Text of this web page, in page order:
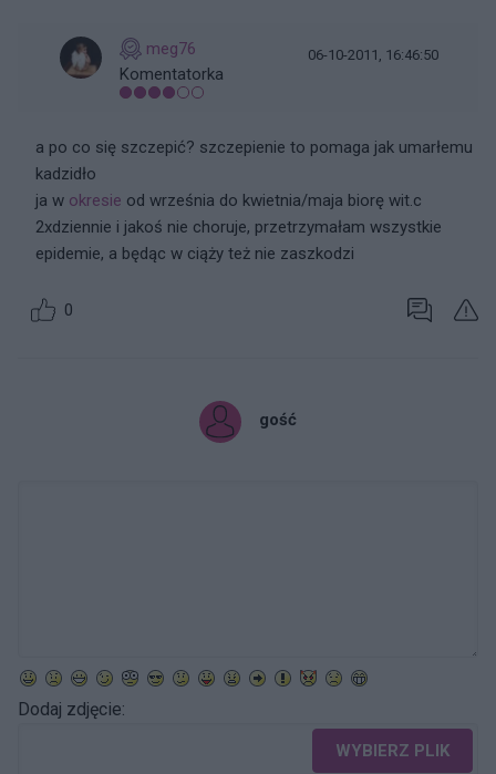
meg76
Komentatorka
06-10-2011, 16:46:50
a po co się szczepić? szczepienie to pomaga jak umarłemu
kadzidło
ja w okresie od września do kwietnia/maja biorę wit.c
2xdziennie i jakoś nie choruje, przetrzymałam wszystkie
epidemie, a będąc w ciąży też nie zaszkodzi
0
gość
Dodaj zdjęcie:
WYBIERZ PLIK